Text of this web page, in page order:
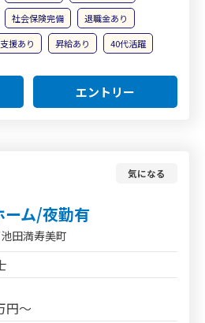
社会保険完備
退職金あり
援あり 昇給あり 40代活躍
エントリー
気になる
ム/夜勤有
田満寿美町
円～